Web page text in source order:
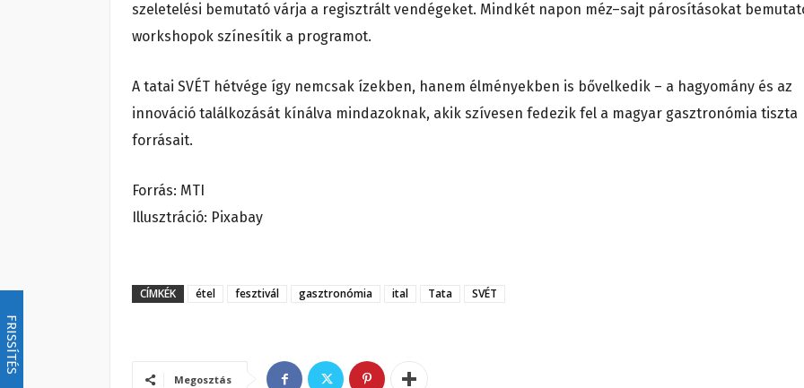
FRISSÍTÉS
szeletelési bemutató várja a regisztrált vendégeket. Mindkét napon méz–sajt párosításokat
workshopok színesítik a programot.
A tatai SVÉT hétvége így nemcsak ízekben, hanem élményekben is bővelkedik – a hagyomány és az
innováció találkozását kínálva mindazoknak, akik szívesen fedezik fel a magyar gasztronómia tiszta
forrásait.
Forrás: MTI
Illusztráció: Pixabay
CÍMKÉK étel fesztivál gasztronómia ital Tata SVÉT
Megosztás